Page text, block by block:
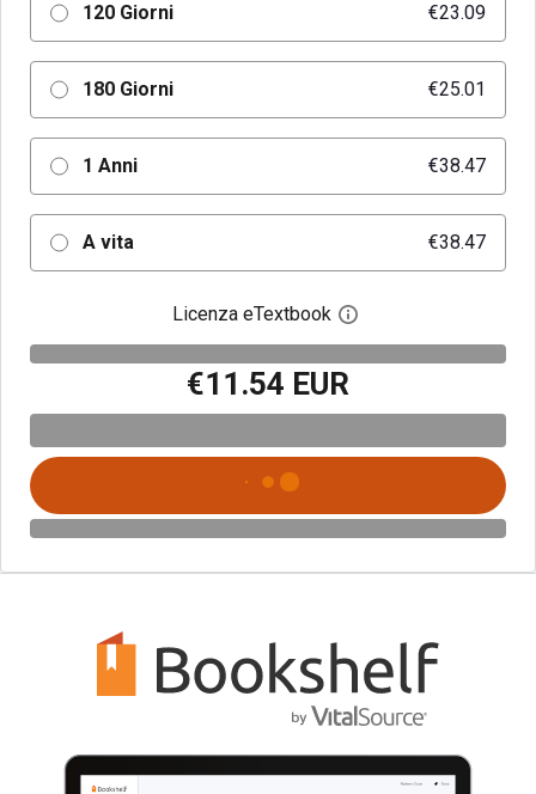
120 Giorni €23.09
180 Giorni €25.01
1 Anni €38.47
A vita €38.47
Licenza eTextbook Apri la finestra di
€11.54 EUR